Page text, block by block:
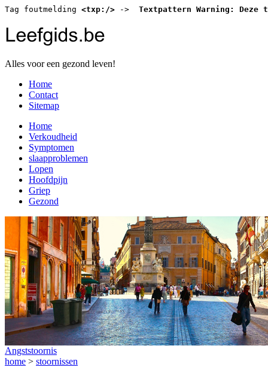
Tag foutmelding <txp:/> -> Textpattern Warning: Deze
Alles voor een gezond leven!
Home
Contact
Sitemap
Home
Verkoudheid
Symptomen
slaapproblemen
Lopen
Hoofdpijn
Griep
Gezond
Angststoornis
home > stoornissen